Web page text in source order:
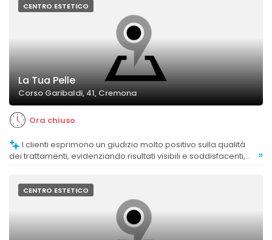
CENTRO ESTETICO
La Tua Pelle
Corso Garibaldi, 41, Cremona
Ora chiuso
dei trattamenti, evidenziando risultati visibili e soddisfacenti,
»
CENTRO ESTETICO